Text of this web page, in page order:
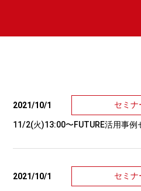
2021/10/1 セミナ
11/2(火)13:00〜FUTURE活用事例
2021/10/1 セミナ